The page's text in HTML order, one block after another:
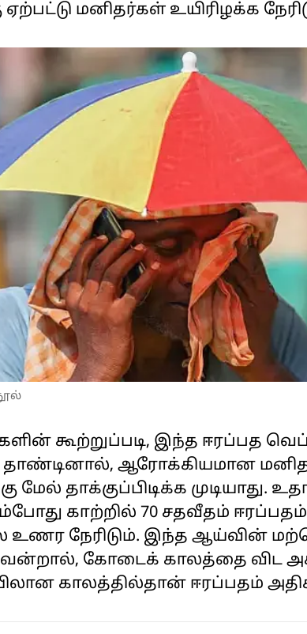
மனிதர்கள் உயிரிழக்க
கூற்றுப்படி, இந்த ஈரப்பத
ஆரோக்கியமான
மேல் தாக்குப்பிடிக்க முடியாது.
காற்றில் 70 சதவீதம்
உணர நேரிடும். இந்த ஆய்வின்
கோடைக் காலத்தை விட
காலத்தில்தான் ஈரப்பதம்